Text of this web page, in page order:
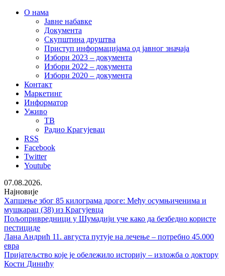
О нама
Јавне набавке
Документа
Скупштина друштва
Приступ информацијама од јавног значаја
Избори 2023 – документа
Избори 2022 – документа
Избори 2020 – документа
Контакт
Маркетинг
Информатор
Уживо
ТВ
Радио Крагујевац
RSS
Facebook
Twitter
Youtube
07.08.2026.
Најновије
Хапшење због 85 килограма дроге: Међу осумњиченима и
мушкарац (38) из Крагујевца
Пољопривредници у Шумадији уче како да безбедно користе
пестициде
Лана Андрић 11. августа путује на лечење – потребно 45.000
евра
Пријатељство које је обележило историју – изложба о доктору
Кости Динићу